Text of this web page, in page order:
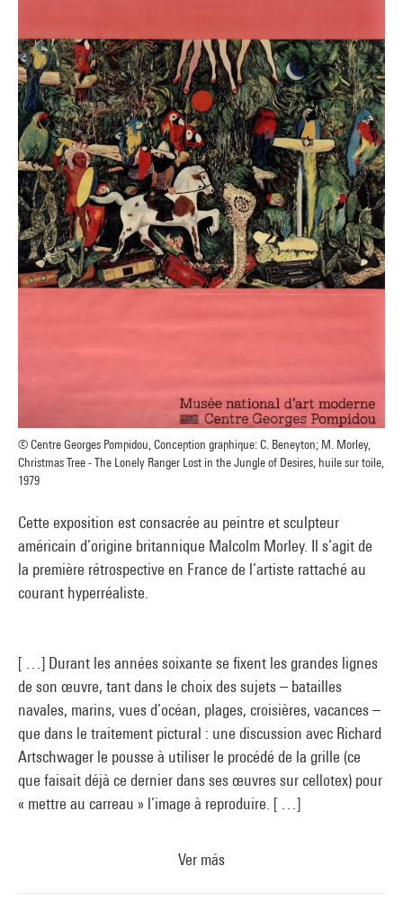
© Centre Georges Pompidou, Conception graphique: C. Beneyton; M. Morley,
Christmas Tree - The Lonely Ranger Lost in the Jungle of Desires, huile sur toile,
1979
Cette exposition est consacrée au peintre et sculpteur
américain d’origine britannique Malcolm Morley. Il s’agit de
la première rétrospective en France de l’artiste rattaché au
courant hyperréaliste.
[ …] Durant les années soixante se fixent les grandes lignes
de son œuvre, tant dans le choix des sujets – batailles
navales, marins, vues d’océan, plages, croisières, vacances –
que dans le traitement pictural : une discussion avec Richard
Artschwager le pousse à utiliser le procédé de la grille (ce
que faisait déjà ce dernier dans ses œuvres sur cellotex) pour
« mettre au carreau » l’image à reproduire. [ …]
appellera – du strict point de vue technique et sans jeu de
Ver más